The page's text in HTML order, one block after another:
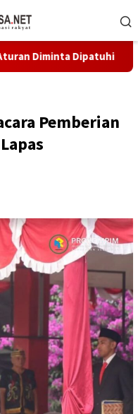
Dipatuhi MBG di
Pemberian